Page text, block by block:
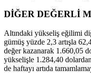
DİĞER DEĞERLİ
Altındaki yükseliş eğilimi
gümüş yüzde 2,3 artışla
değer kazanarak 1.660,05
yükselişle 1.284,40
de haftayı artıda